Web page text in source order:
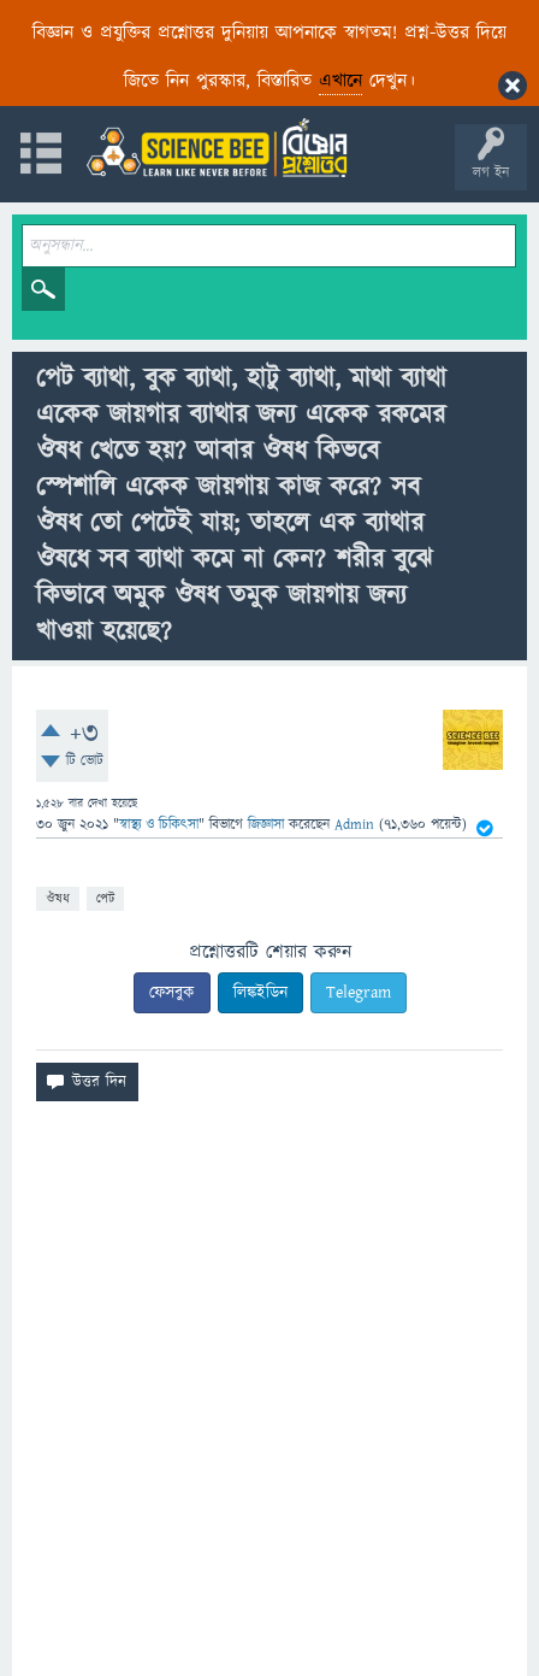
বিজ্ঞান ও প্রযুক্তির প্রশ্নোত্তর দুনিয়ায় আপনাকে স্বাগতম! প্রশ্ন-উত্তর দিয়ে
জিতে নিন পুরস্কার, বিস্তারিত এখানেদেখুন।
লগ ইন
পেট ব্যাথা, বুক ব্যাথা, হাটু ব্যাথা, মাথা ব্যাথা
একেক জায়গার ব্যাথার জন্য একেক রকমের
ঔষধ খেতে হয়? আবার ঔষধ কিভবে
স্পেশালি একেক জায়গায় কাজ করে? সব
ঔষধ তো পেটেই যায়; তাহলে এক ব্যাথার
ঔষধে সব ব্যাথা কমে না কেন? শরীর বুঝে
কিভাবে অমুক ঔষধ তমুক জায়গায় জন্য
খাওয়া হয়েছে?
+3
টি ভোট
1,528 বার দেখা হয়েছে
30 জুন 2021 "স্বাস্থ্য ও চিকিৎসা" বিভাগে জিজ্ঞাসাকরেছেনAdmin (71,360 পয়েন্ট)
ঔষধ পেট
প্রশ্নোত্তরটি শেয়ার করুন
ফেসবুক লিঙ্কইডিন Telegram